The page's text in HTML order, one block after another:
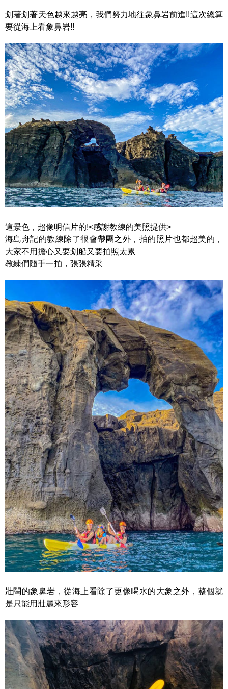
划著划著天色越來越亮，我們努力地往象鼻岩前進!!這次總算
要從海上看象鼻岩!!
這景色，超像明信片的!<感謝教練的美照提供>
海島舟記的教練除了很會帶團之外，拍的照片也都超美的，
大家不用擔心又要划船又要拍照太累
教練們隨手一拍，張張精采
壯闊的象鼻岩，從海上看除了更像喝水的大象之外，整個就
是只能用壯麗來形容